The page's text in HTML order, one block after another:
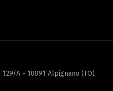
A - 10091 Alpignano (TO)